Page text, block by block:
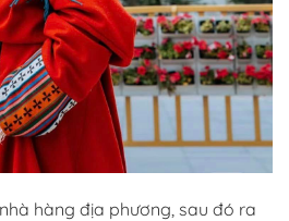
hàng địa phương, sau đó ra